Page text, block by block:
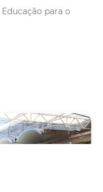
Educação para o